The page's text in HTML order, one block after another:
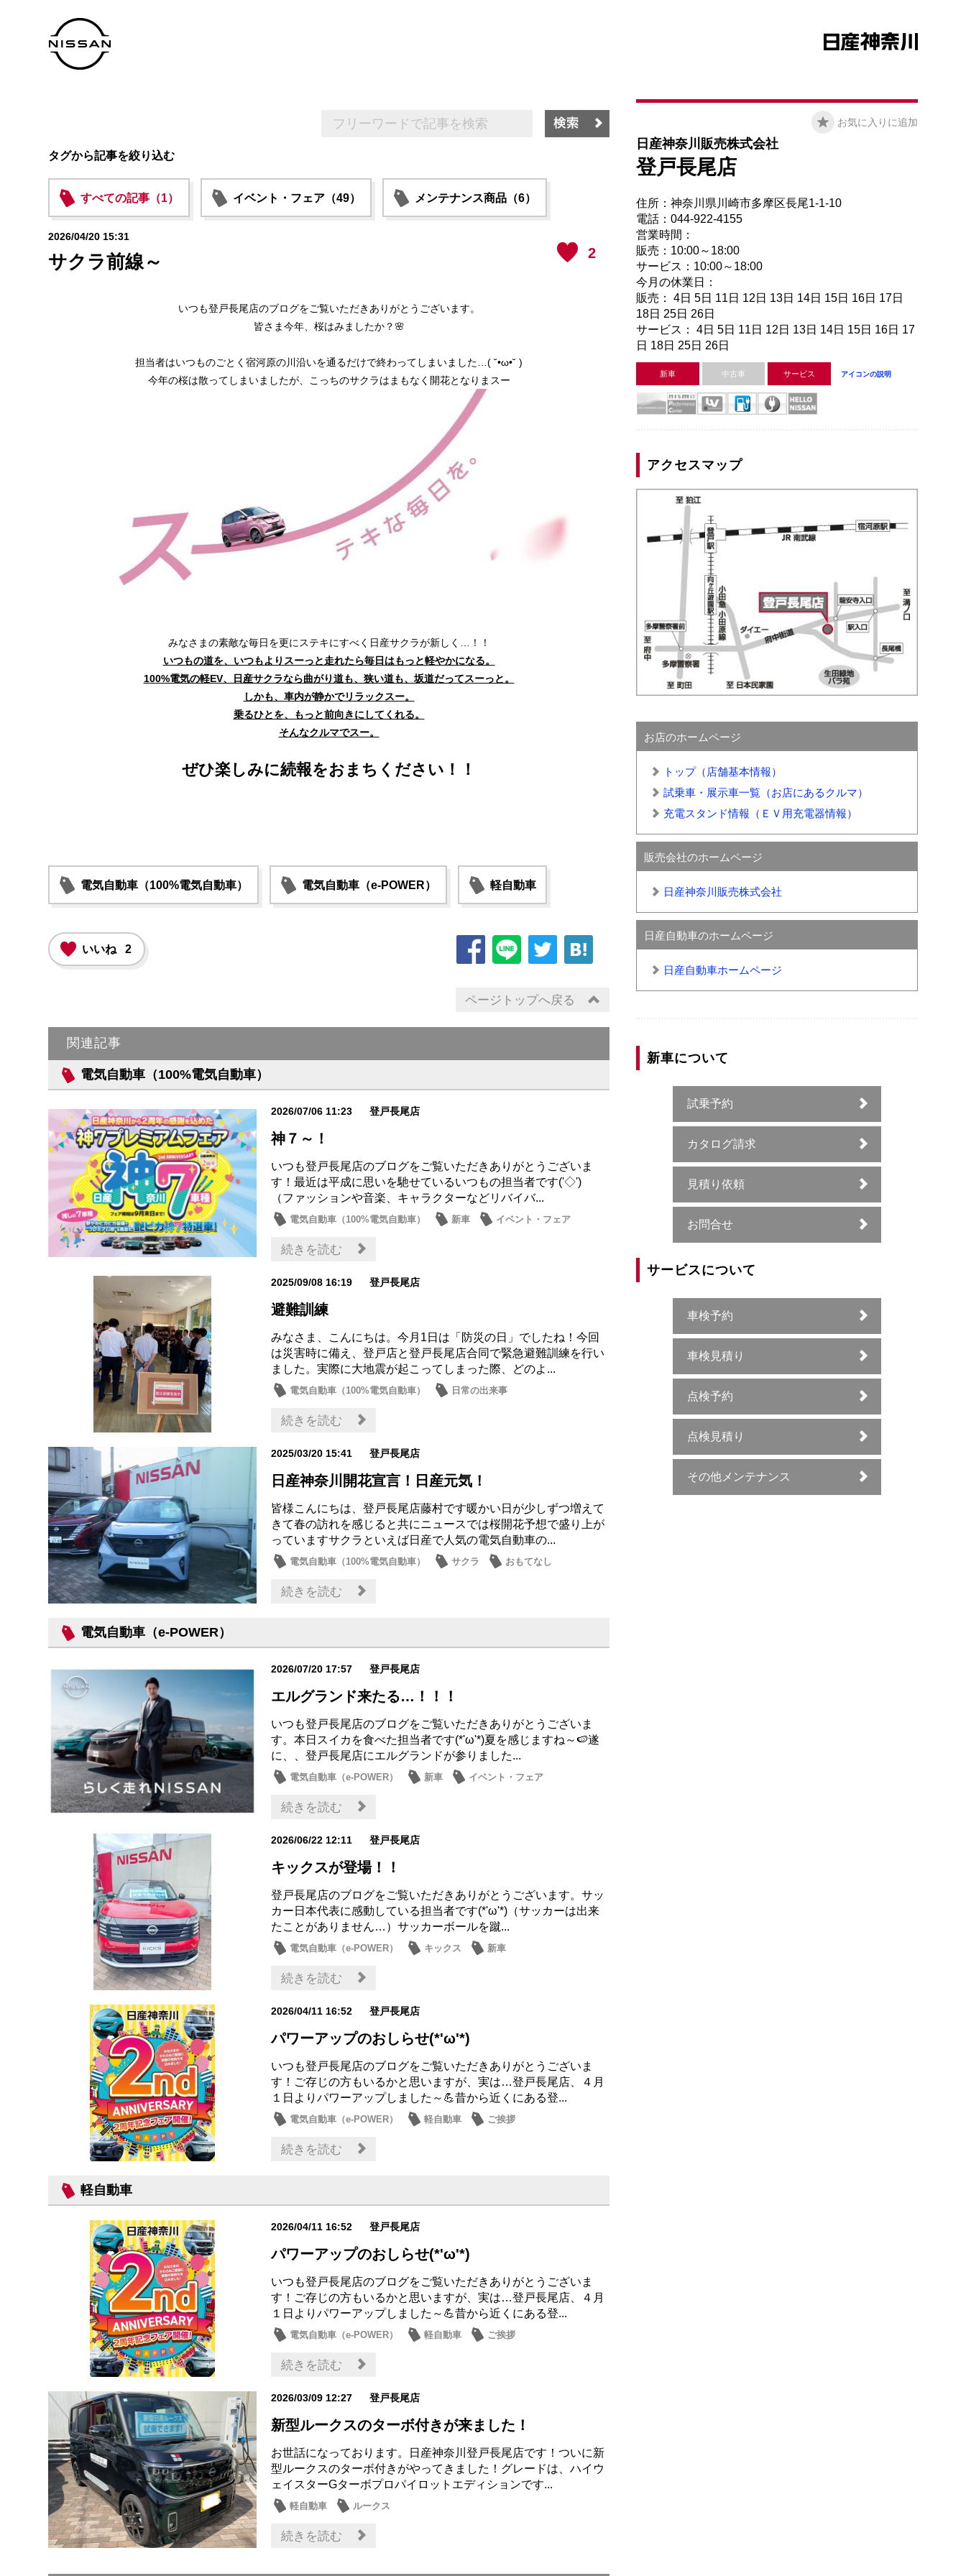
タグから記事を絞り込む
すべての記事（1） イベント・フェア（49） メンテナンス商品（6）
2
2026/04/20 15:31
サクラ前線～
いつも登戸長尾店のブログをご覧いただきありがとうございます。
皆さま今年、桜はみましたか？🌸
担当者はいつものごとく宿河原の川沿いを通るだけで終わってしまいました…( ˘•ω•˘ )
今年の桜は散ってしまいましたが、こっちのサクラはまもなく開花となりまスー
みなさまの素敵な毎日を更にステキにすべく日産サクラが新しく…！！
いつもの道を、いつもよりスーっと走れたら毎日はもっと軽やかになる。
100%電気の軽EV、日産サクラなら曲がり道も、狭い道も、坂道だってスーっと。
しかも、車内が静かでリラックスー。
乗るひとを、もっと前向きにしてくれる。
そんなクルマでスー。
ぜひ楽しみに続報をおまちください！！
電気自動車（100%電気自動車） 電気自動車（e-POWER） 軽自動車
いいね 2
ページトップへ戻る
関連記事
電気自動車（100%電気自動車）
2026/07/06 11:23 登戸長尾店
神７～！
いつも登戸長尾店のブログをご覧いただきありがとうございま
す！最近は平成に思いを馳せているいつもの担当者です('◇')ゞ
（ファッションや音楽、キャラクターなどリバイバ...
電気自動車（100%電気自動車） 新車 イベント・フェア
続きを読む
2025/09/08 16:19 登戸長尾店
避難訓練
みなさま、こんにちは。今月1日は「防災の日」でしたね！今回
は災害時に備え、登戸店と登戸長尾店合同で緊急避難訓練を行い
ました。実際に大地震が起こってしまった際、どのよ...
電気自動車（100%電気自動車） 日常の出来事
続きを読む
2025/03/20 15:41 登戸長尾店
日産神奈川開花宣言！日産元気！
皆様こんにちは、登戸長尾店藤村です暖かい日が少しずつ増えて
きて春の訪れを感じると共にニュースでは桜開花予想で盛り上が
っていますサクラといえば日産で人気の電気自動車の...
電気自動車（100%電気自動車） サクラ おもてなし
続きを読む
電気自動車（e-POWER）
2026/07/20 17:57 登戸長尾店
エルグランド来たる…！！！
いつも登戸長尾店のブログをご覧いただきありがとうございま
す。本日スイカを食べた担当者です(*'ω'*)夏を感じますね～🍉遂
に、、登戸長尾店にエルグランドが参りました...
電気自動車（e-POWER） 新車 イベント・フェア
続きを読む
2026/06/22 12:11 登戸長尾店
キックスが登場！！
登戸長尾店のブログをご覧いただきありがとうございます。サッ
カー日本代表に感動している担当者です(*'ω'*)（サッカーは出来
たことがありません…）サッカーボールを蹴...
電気自動車（e-POWER） キックス 新車
続きを読む
2026/04/11 16:52 登戸長尾店
パワーアップのおしらせ(*'ω'*)
いつも登戸長尾店のブログをご覧いただきありがとうございま
す！ご存じの方もいるかと思いますが、実は…登戸長尾店、４月
１日よりパワーアップしました～💪昔から近くにある登...
電気自動車（e-POWER） 軽自動車 ご挨拶
続きを読む
軽自動車
2026/04/11 16:52 登戸長尾店
パワーアップのおしらせ(*'ω'*)
いつも登戸長尾店のブログをご覧いただきありがとうございま
す！ご存じの方もいるかと思いますが、実は…登戸長尾店、４月
１日よりパワーアップしました～💪昔から近くにある登...
電気自動車（e-POWER） 軽自動車 ご挨拶
続きを読む
2026/03/09 12:27 登戸長尾店
新型ルークスのターボ付きが来ました！
お世話になっております。日産神奈川登戸長尾店です！ついに新
型ルークスのターボ付きがやってきました！グレードは、ハイウ
ェイスターGターボプロパイロットエディションです...
軽自動車 ルークス
続きを読む
お気に入りに追加
日産神奈川販売株式会社
登戸長尾店
住所：神奈川県川崎市多摩区長尾1-1-10
電話：044-922-4155
営業時間：
販売：10:00～18:00
サービス：10:00～18:00
今月の休業日：
販売： 4日 5日 11日 12日 13日 14日 15日 16日 17日
18日 25日 26日
サービス： 4日 5日 11日 12日 13日 14日 15日 16日 17
日 18日 25日 26日
新車 中古車 サービス アイコンの説明
アクセスマップ
お店のホームページ
トップ（店舗基本情報）
試乗車・展示車一覧（お店にあるクルマ）
充電スタンド情報（ＥＶ用充電器情報）
販売会社のホームページ
日産神奈川販売株式会社
日産自動車のホームページ
日産自動車ホームページ
新車について
試乗予約
カタログ請求
見積り依頼
お問合せ
サービスについて
車検予約
車検見積り
点検予約
点検見積り
その他メンテナンス